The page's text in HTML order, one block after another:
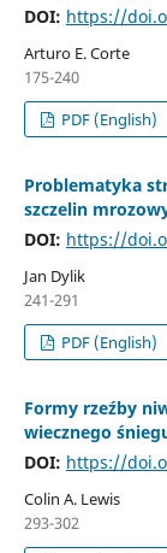
DOI: https://
Arturo E. Corte
175-240
PDF (English)
Problematyka
szczelin
DOI: https://
Jan Dylik
241-291
PDF (English)
Formy rzeźby
wiecznego
DOI: https://
Colin A. Lewis
293-302